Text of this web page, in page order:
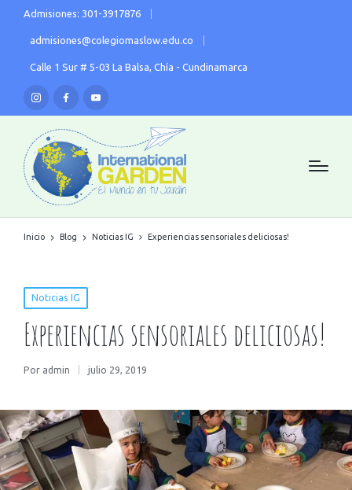
Admisiones: 301-3917876
admisiones@colegiomaslow.edu.co
Calle 1 Sur # 5-03 La Balsa, Chía - Cundinamarca
Inicio Blog Noticias IG Experiencias sensoriales deliciosas!
Noticias IG
Experiencias sensoriales deliciosas!
Por admin julio 29, 2019